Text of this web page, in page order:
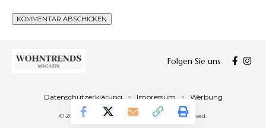
Folgen Sie uns
© 2023 Wohntrends Magazin. All Rights Reserved.
Datenschutzerklärung Impressum Werbung